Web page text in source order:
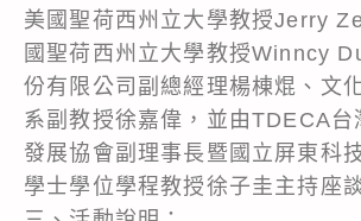
美國聖荷西州立大學教授Jerry
國聖荷西州立大學教授Winncy
份有限公司副總經理楊棟焜、文
系副教授徐嘉偉，並由TDECA台
發展協會副理事長暨國立屏東科
學士學位學程教授徐子圭主持座